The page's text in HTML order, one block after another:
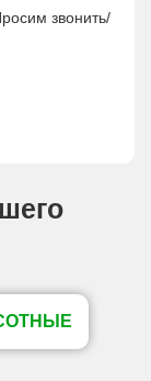
звонить/